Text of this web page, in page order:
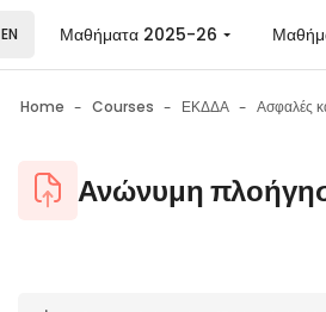
EN Μαθήματα 2025-26
Home Courses ΕΚΔΔΑ Ασφαλές
BlocksΑνώνυμη
Completion requirements